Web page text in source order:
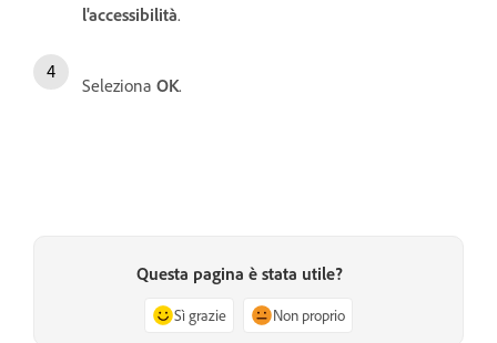
l'accessibilità.
Seleziona OK.
Questa pagina è stata utile?
Sì grazie Non proprio